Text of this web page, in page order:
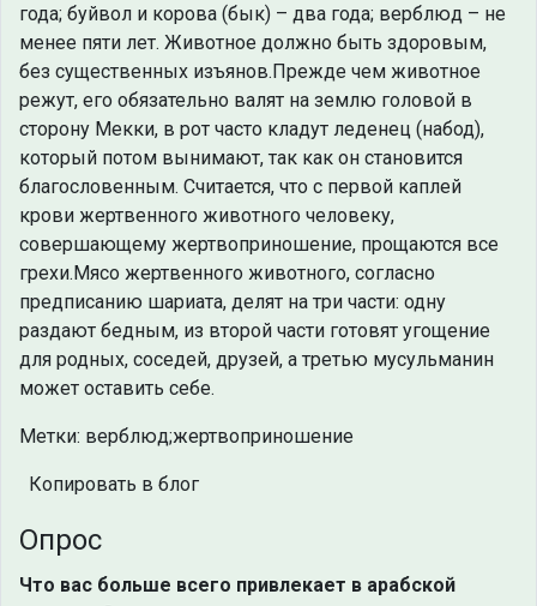
года; буйвол и корова (бык) – два года; верблюд – не
менее пяти лет. Животное должно быть здоровым,
без существенных изъянов.Прежде чем животное
режут, его обязательно валят на землю головой в
сторону Мекки, в рот часто кладут леденец (набод),
который потом вынимают, так как он становится
благословенным. Считается, что с первой каплей
крови жертвенного животного человеку,
совершающему жертвоприношение, прощаются все
грехи.Мясо жертвенного животного, согласно
предписанию шариата, делят на три части: одну
раздают бедным, из второй части готовят угощение
для родных, соседей, друзей, а третью мусульманин
может оставить себе.
Метки: верблюд;жертвоприношение
Копировать в блог
Опрос
Что вас больше всего привлекает в арабской